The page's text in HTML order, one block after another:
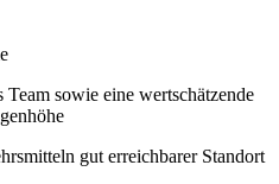
sowie eine wertschätzende
gut erreichbarer Standort